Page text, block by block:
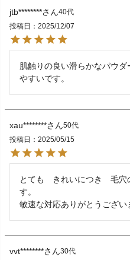
jtb********
40代
投稿日
2025/12/07
肌触りの良い滑らかなパウ
やすいです。
xau********
50代
投稿日
2025/05/15
とても　きれいにつき　毛
す。
敏速な対応ありがとうござい
vvt********
30代